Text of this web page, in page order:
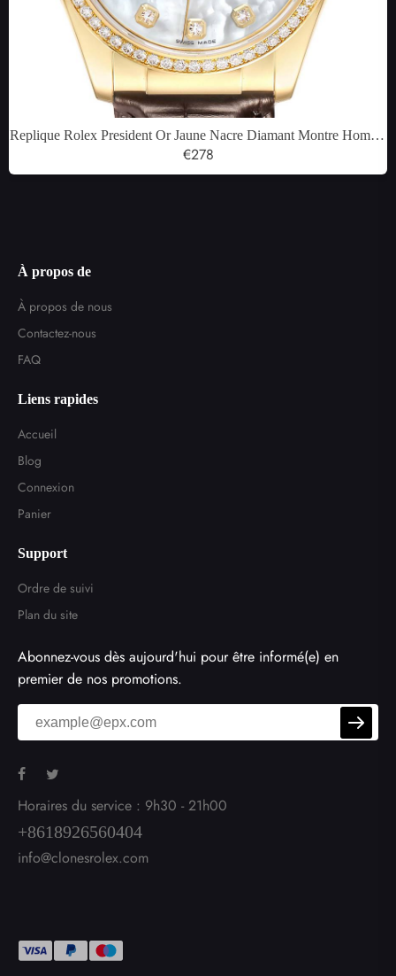
Replique Rolex President Or Jaune Nacre Diamant Montre Homme
116188
€278
À propos de
À propos de nous
Contactez-nous
FAQ
Liens rapides
Accueil
Blog
Connexion
Panier
Support
Ordre de suivi
Plan du site
Abonnez-vous dès aujourd'hui pour être informé(e) en
premier de nos promotions.
Horaires du service : 9h30 - 21h00
+8618926560404
info@clonesrolex.com